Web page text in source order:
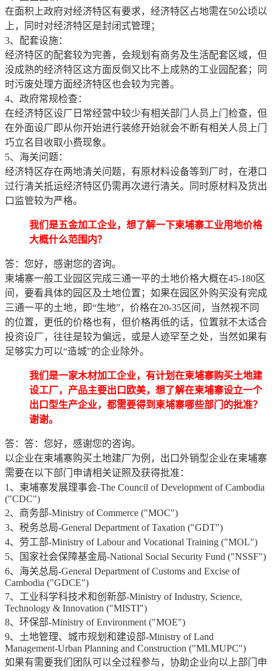
在面积上政府对经济特区有要求，经济特区占地需在50公顷以
上，同时对经济特区是封闭式管理；
3、配套设施：
经济特区的配套较为完善，会规划有商务及生活配套区域，但
没成熟的经济特区这方面反倒又比不上成熟的工业园配套；同
时污废处理方面经济特区也会较为完善。
4、政府常规检查：
在经济特区设厂日常经营中较少有相关部门人员上门检查，但
在外面设厂即从你开始进行装修开始就会不断有相关人员上门
巧立名目收取小费现象。
5、海关问题：
经济特区存在两地清关问题，有原材料设备等到厂时，在港口
过行清关抵运经济特区仍需再次进行清关。同时原材料及货出
口监管较为严格。
我们是五金加工企业，想了解一下柬埔寨工业用地价格
大概什么范围内？
答：您好，感谢您的咨询。
柬埔寨一般工业园区完成三通一平的土地价格大概在45-180区
间，要看具体的园区及土地位置；如果在园区外购买没有完成
三通一平的土地，即“生地”，价格在20-35区间，当然视不同
的位置，更低的价格也有，但价格再低的话，位置就不太适合
投资设厂，往往是较为偏远，或是人迹罕至之处，当然如果有
足够实力可以“造城”的企业除外。
我们是一家木材加工企业，有计划在柬埔寨购买土地建
设工厂，产品主要出口欧美，想了解在柬埔寨设立一个
出口型生产企业，都需要得到柬埔寨哪些部门的批准？
谢谢。
答：答：您好，感谢您的咨询。
以企业在柬埔寨购买土地建厂为例，出口外销型企业在柬埔寨
需要在以下部门申请相关证照及获得批准：
1、柬埔寨发展理事会-The Council of Development of Cambodia
("CDC")
2、商务部-Ministry of Commerce ("MOC")
3、税务总局-General Department of Taxation ("GDT")
4、劳工部-Ministry of Labour and Vocational Training ("MOL")
5、国家社会保障基金局-National Social Security Fund ("NSSF")
6、海关总局-General Department of Customs and Excise of
Cambodia ("GDCE")
7、工业科学科技术和创新部-Ministry of Industry, Science,
Technology & Innovation ("MISTI")
8、环保部-Ministry of Environment ("MOE")
9、土地管理、城市规划和建设部-Ministry of Land
Management-Urban Planning and Construction ("MLMUPC")
如果有需要我们团队可以全过程参与，协助企业向以上部门申